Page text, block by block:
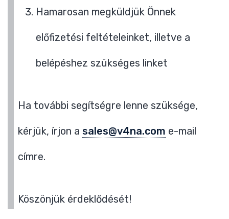
Hamarosan megküldjük Önnek
előfizetési feltételeinket, illetve a
belépéshez szükséges linket
Ha további segítségre lenne szüksége,
kérjük, írjon a sales@v4na.com e-mail
címre.
Köszönjük érdeklődését!